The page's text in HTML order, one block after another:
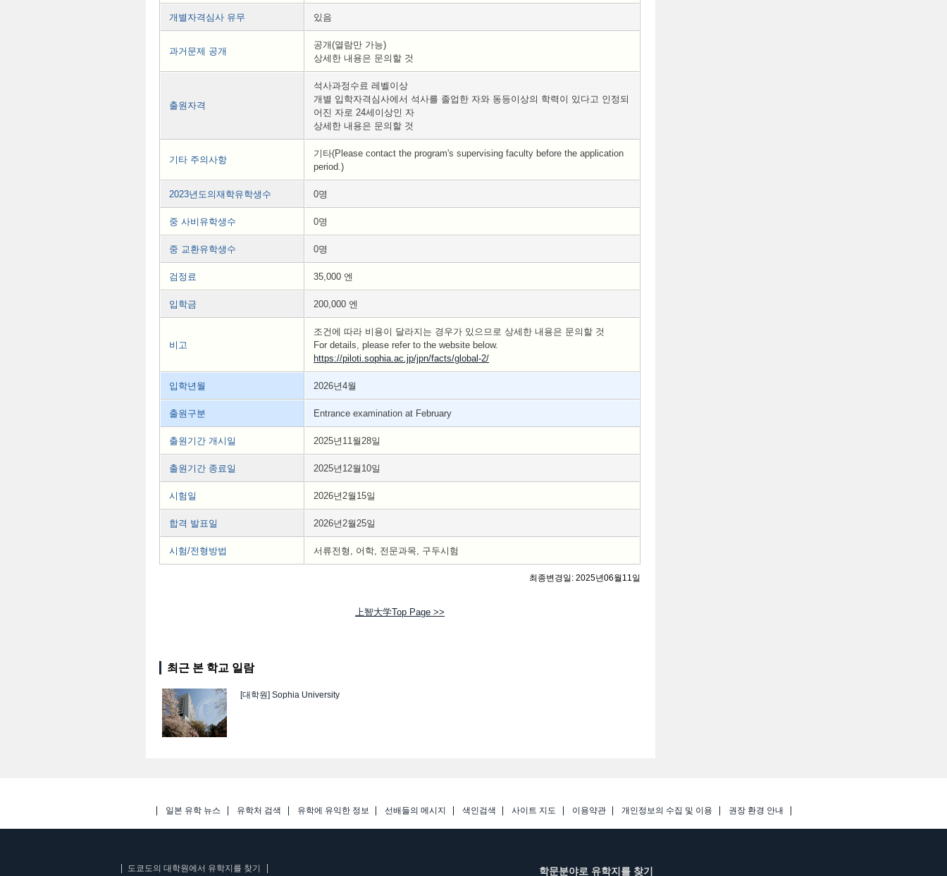
개별자격심사 유무 있음
과거문제 공개
공개(열람만 가능)
상세한 내용은 문의할 것
출원자격
석사과정수료 레벨이상
개별 입학자격심사에서 석사를 졸업한 자와 동등이상의 학력이 있다고 인정되
어진 자로 24세이상인 자
상세한 내용은 문의할 것
기타 주의사항
기타(Please contact the program's supervising faculty before the application
period.)
2023년도의재학유학생수 0명
중 사비유학생수 0명
중 교환유학생수 0명
검정료 35,000 엔
입학금 200,000 엔
비고
조건에 따라 비용이 달라지는 경우가 있으므로 상세한 내용은 문의할 것
For details, please refer to the website below.
https://piloti.sophia.ac.jp/jpn/facts/global-2/
입학년월 2026년4월
출원구분 Entrance examination at February
출원기간 개시일 2025년11월28일
출원기간 종료일 2025년12월10일
시험일 2026년2월15일
합격 발표일 2026년2월25일
시험/전형방법 서류전형, 어학, 전문과목, 구두시험
최종변경일: 2025년06월11일
上智大学Top Page >>
최근 본 학교 일람
[대학원] Sophia University
일본 유학 뉴스 유학처 검색 유학에 유익한 정보 선배들의 메시지 색인검색 사이트 지도 이용약관 개인정보의 수집 및 이용 권장 환경 안내
도쿄도의 대학원에서 유학지를 찾기 학문분야로 유학지를 찾기